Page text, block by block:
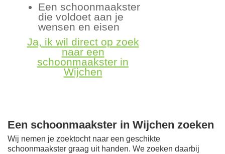
Een schoonmaakster
die voldoet aan je
wensen en eisen
Ja, ik wil direct op zoek
naar een
schoonmaakster in
Wijchen
Een schoonmaakster in Wijchen zoeken
Wij nemen je zoektocht naar een geschikte
schoonmaakster graag uit handen. We zoeken daarbij